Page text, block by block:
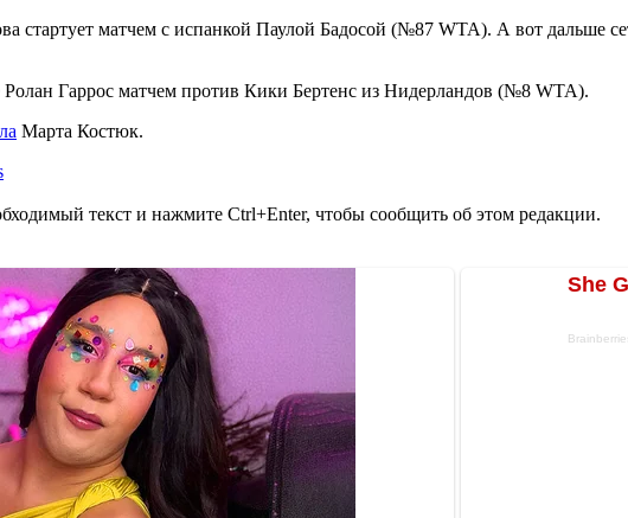
стартует матчем с испанкой Паулой Бадосой (№87 WTA). А вот дальше
Ролан Гаррос матчем против Кики Бертенс из Нидерландов (№8 WTA).
Марта Костюк.
текст и нажмите Ctrl+Enter, чтобы сообщить об этом редакции.